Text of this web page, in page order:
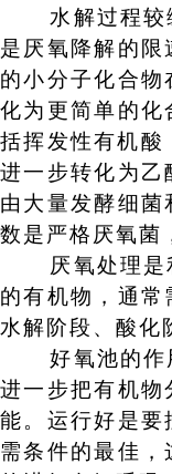
水解过程较
是厌氧降解的
的小分子化合
化为更简单的化
括挥发性有机酸
进一步转化为乙
由大量发酵细菌
数是严格厌氧菌
厌氧处理
的有机物，通常
水解阶段、酸化
好氧池的作
进一步把有机物
能。运行好是要
需条件的最佳，